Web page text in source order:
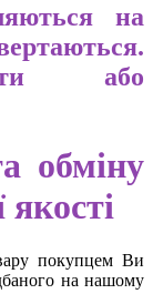
на
або
обміну
покупцем Ви
на нашому